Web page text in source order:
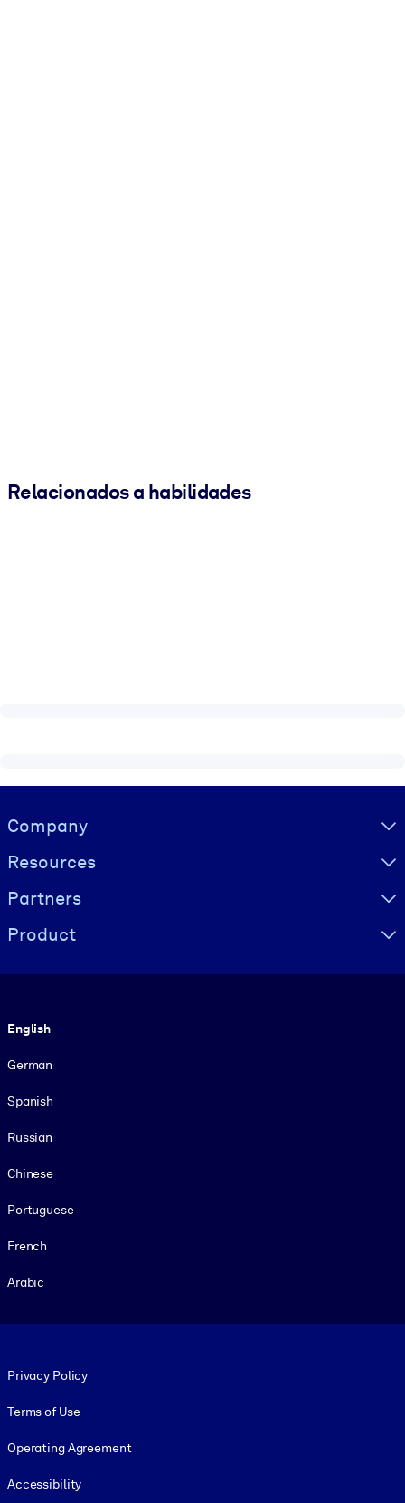
Relacionados a habilidades
Visually hidden Text
Company
Resources
Partners
Product
English
German
Spanish
Russian
Chinese
Portuguese
French
Arabic
Privacy Policy
Terms of Use
Operating Agreement
Accessibility